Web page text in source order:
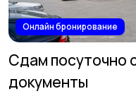
Онлайн бронирование
Сдам посуточно
документы